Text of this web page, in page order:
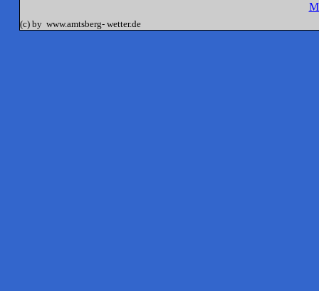
(c) by www.amtsberg- wetter.de